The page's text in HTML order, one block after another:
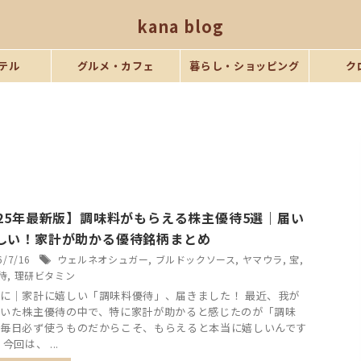
kana blog
ル グルメ・カフェ 暮らし・ショッピング ク
年最新版】調味料がもらえる株主優待5選｜届い
い！家計が助かる優待銘柄まとめ
7/16 ウェルネオシュガー, ブルドックソース, ヤマウラ, 宝,
, 理研ビタミン
｜家計に嬉しい「調味料優待」、届きました！ 最近、我が
た株主優待の中で、特に家計が助かると感じたのが「調味
日必ず使うものだからこそ、もらえると本当に嬉しいんです
回は、 ...